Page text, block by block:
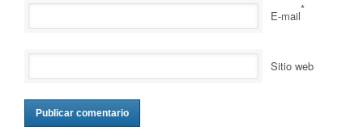
E-mail*
Sitio web